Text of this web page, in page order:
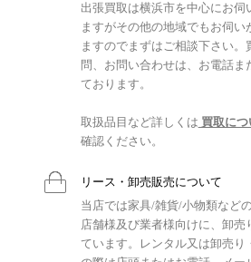
出張買取は横浜市を中心にお伺
ますがその他の地域でもお伺い
ますのでまずはご相談下さい。
問、お問い合わせは、お電話ま
ております。
取扱品目など詳しくは 買取に
確認ください。
リース・卸売販売について
当店では家具/雑貨/小物類など
店舗様及び業者様向けに、卸売
ています。レンタル又は卸売り